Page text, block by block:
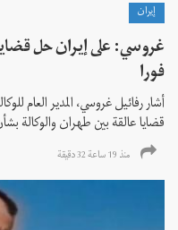
إيران
غروسي: على إيران حل
فورا
أشار رفائيل غروسي، المدير العام
قضايا عالقة بين طهران والوكالة
منذ 19 ساعة 32 دقیقة